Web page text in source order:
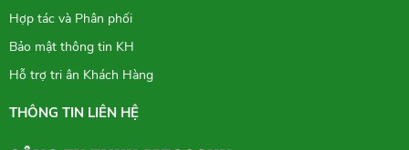
Hợp tác và Phân phối
Bảo mật thông tin KH
Hỗ trợ tri ân Khách Hàng
THÔNG TIN LIÊN HỆ